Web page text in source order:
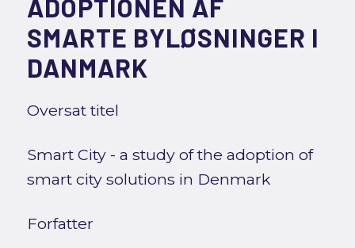
ADOPTIONEN AF
SMARTE BYLØSNINGER I
DANMARK
Oversat titel
Smart City - a study of the adoption of
smart city solutions in Denmark
Forfatter